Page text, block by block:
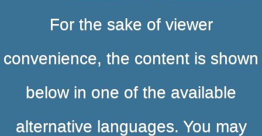
For the sake of viewer
convenience, the content is shown
below in one of the available
alternative languages. You may